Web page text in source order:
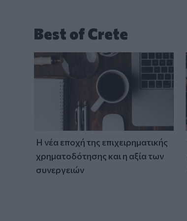
Best of Crete
Η νέα εποχή της επιχειρηματικής
χρηματοδότησης και η αξία των
συνεργειών